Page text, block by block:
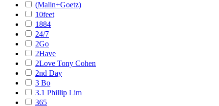
(Malin+Goetz)
10feet
1884
24/7
2Go
2Have
2Love Tony Cohen
2nd Day
3 Bo
3.1 Phillip Lim
365